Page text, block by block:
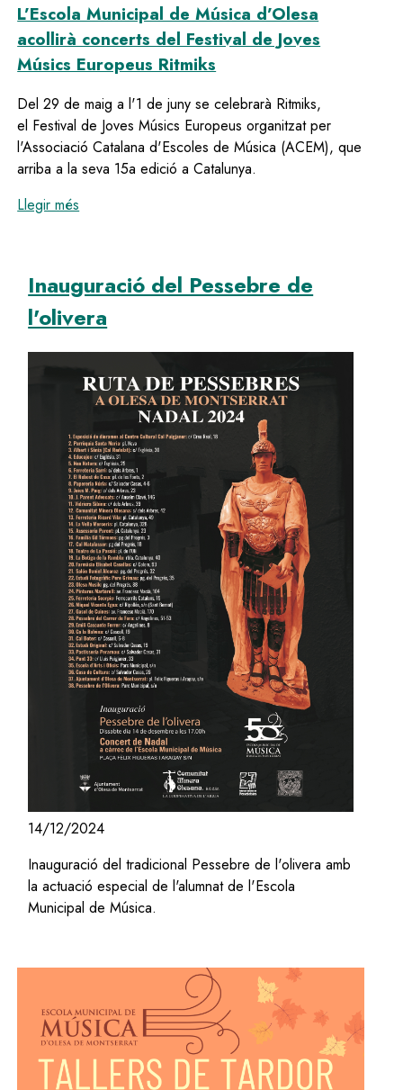
L’Escola Municipal de Música d’Olesa
acollirà concerts del Festival de Joves
Músics Europeus Ritmiks
Del 29 de maig a l'1 de juny se celebrarà Ritmiks,
el Festival de Joves Músics Europeus organitzat per
l'Associació Catalana d'Escoles de Música (ACEM), que
arriba a la seva 15a edició a Catalunya.
Llegir més
Inauguració del Pessebre de
l'olivera
14/12/2024
Inauguració del tradicional Pessebre de l'olivera amb
la actuació especial de l'alumnat de l'Escola
Municipal de Música.